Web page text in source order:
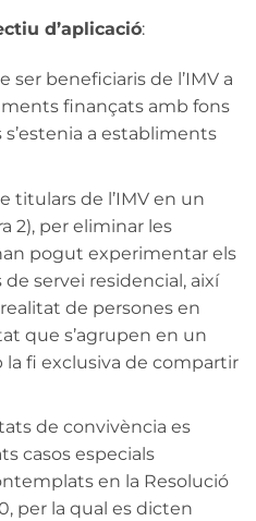
d’aplicació:
ser beneficiaris de l’IMV a
finançats amb fons
a establiments
titulars de l’IMV en un
2), per eliminar les
pogut experimentar els
servei residencial, així
de persones en
que s’agrupen en un
fi exclusiva de compartir
de convivència es
casos especials
en la Resolució
per la qual es dicten